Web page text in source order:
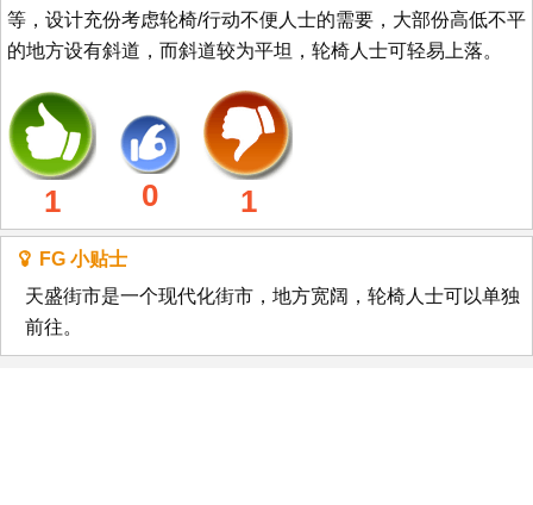
等，设计充份考虑轮椅/行动不便人士的需要，大部份高低不平
的地方设有斜道，而斜道较为平坦，轮椅人士可轻易上落。
1 0 1
FG 小贴士
天盛街市是一个现代化街市，地方宽阔，轮椅人士可以单独
前往。